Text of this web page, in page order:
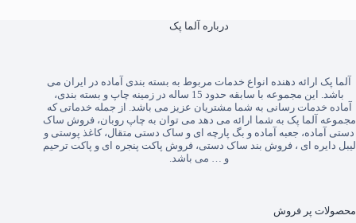
درباره آلما پک
آلما پک ارائه دهنده انواع خدمات مربوط به بسته بندی آماده در ایران می
باشد. این مجموعه با سابقه حدود 15 ساله در زمینه چاپ و بسته بندی،
آماده خدمات رسانی به شما مشتریان عزیز می باشد. از جمله خدماتی که
مجموعه آلما پک به شما ارائه می دهد می توان به چاپ روبان،فروش ساک
دستی آماده، جعبه آماده و بگ پارچه ای و ساک دستی متقال،کاغذ پوستی و
لیبل دایره ای ،فروش بند ساک دستی،فروش پاکت پنجره ای و پاکت ترحیم
و … می باشد.
محصولات پر فروش